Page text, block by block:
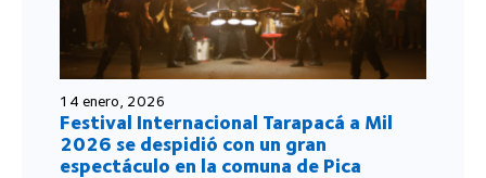
14 enero, 2026
Festival Internacional Tarapacá a Mil
2026 se despidió con un gran
espectáculo en la comuna de Pica